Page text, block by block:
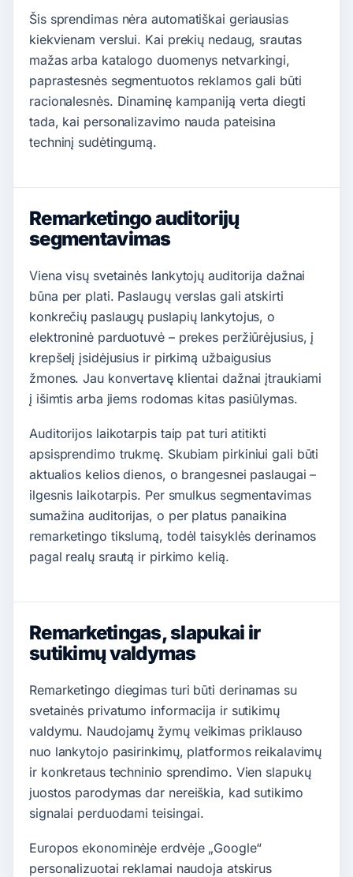
Šis sprendimas nėra automatiškai geriausias
kiekvienam verslui. Kai prekių nedaug, srautas
mažas arba katalogo duomenys netvarkingi,
paprastesnės segmentuotos reklamos gali būti
racionalesnės. Dinaminę kampaniją verta diegti
tada, kai personalizavimo nauda pateisina
techninį sudėtingumą.
Remarketingo auditorijų
segmentavimas
Viena visų svetainės lankytojų auditorija dažnai
būna per plati. Paslaugų verslas gali atskirti
konkrečių paslaugų puslapių lankytojus, o
elektroninė parduotuvė – prekes peržiūrėjusius, į
krepšelį įsidėjusius ir pirkimą užbaigusius
žmones. Jau konvertavę klientai dažnai įtraukiami
į išimtis arba jiems rodomas kitas pasiūlymas.
Auditorijos laikotarpis taip pat turi atitikti
apsisprendimo trukmę. Skubiam pirkiniui gali būti
aktualios kelios dienos, o brangesnei paslaugai –
ilgesnis laikotarpis. Per smulkus segmentavimas
sumažina auditorijas, o per platus panaikina
remarketingo tikslumą, todėl taisyklės derinamos
pagal realų srautą ir pirkimo kelią.
Remarketingas, slapukai ir
sutikimų valdymas
Remarketingo diegimas turi būti derinamas su
svetainės privatumo informacija ir sutikimų
valdymu. Naudojamų žymų veikimas priklauso
nuo lankytojo pasirinkimų, platformos reikalavimų
ir konkretaus techninio sprendimo. Vien slapukų
juostos parodymas dar nereiškia, kad sutikimo
signalai perduodami teisingai.
Europos ekonominėje erdvėje „Google“
personalizuotai reklamai naudoja atskirus